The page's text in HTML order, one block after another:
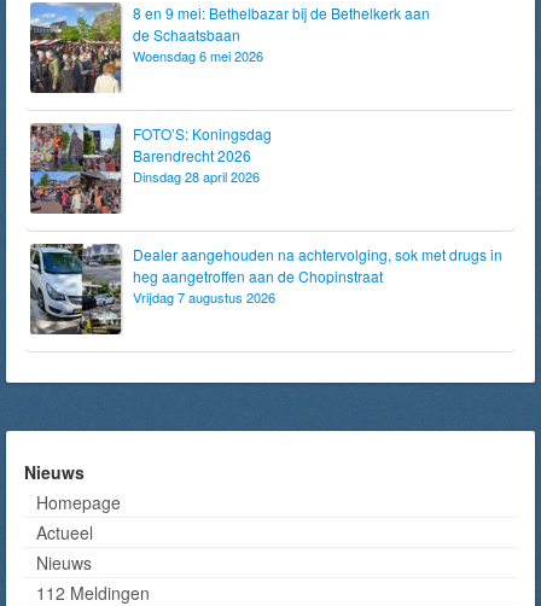
8 en 9 mei: Bethelbazar bij de Bethelkerk aan
de Schaatsbaan
Woensdag 6 mei 2026
FOTO’S: Koningsdag
Barendrecht 2026
Dinsdag 28 april 2026
Dealer aangehouden na achtervolging, sok met drugs in
heg aangetroffen aan de Chopinstraat
Vrijdag 7 augustus 2026
Nieuws
Homepage
Actueel
Nieuws
112 Meldingen